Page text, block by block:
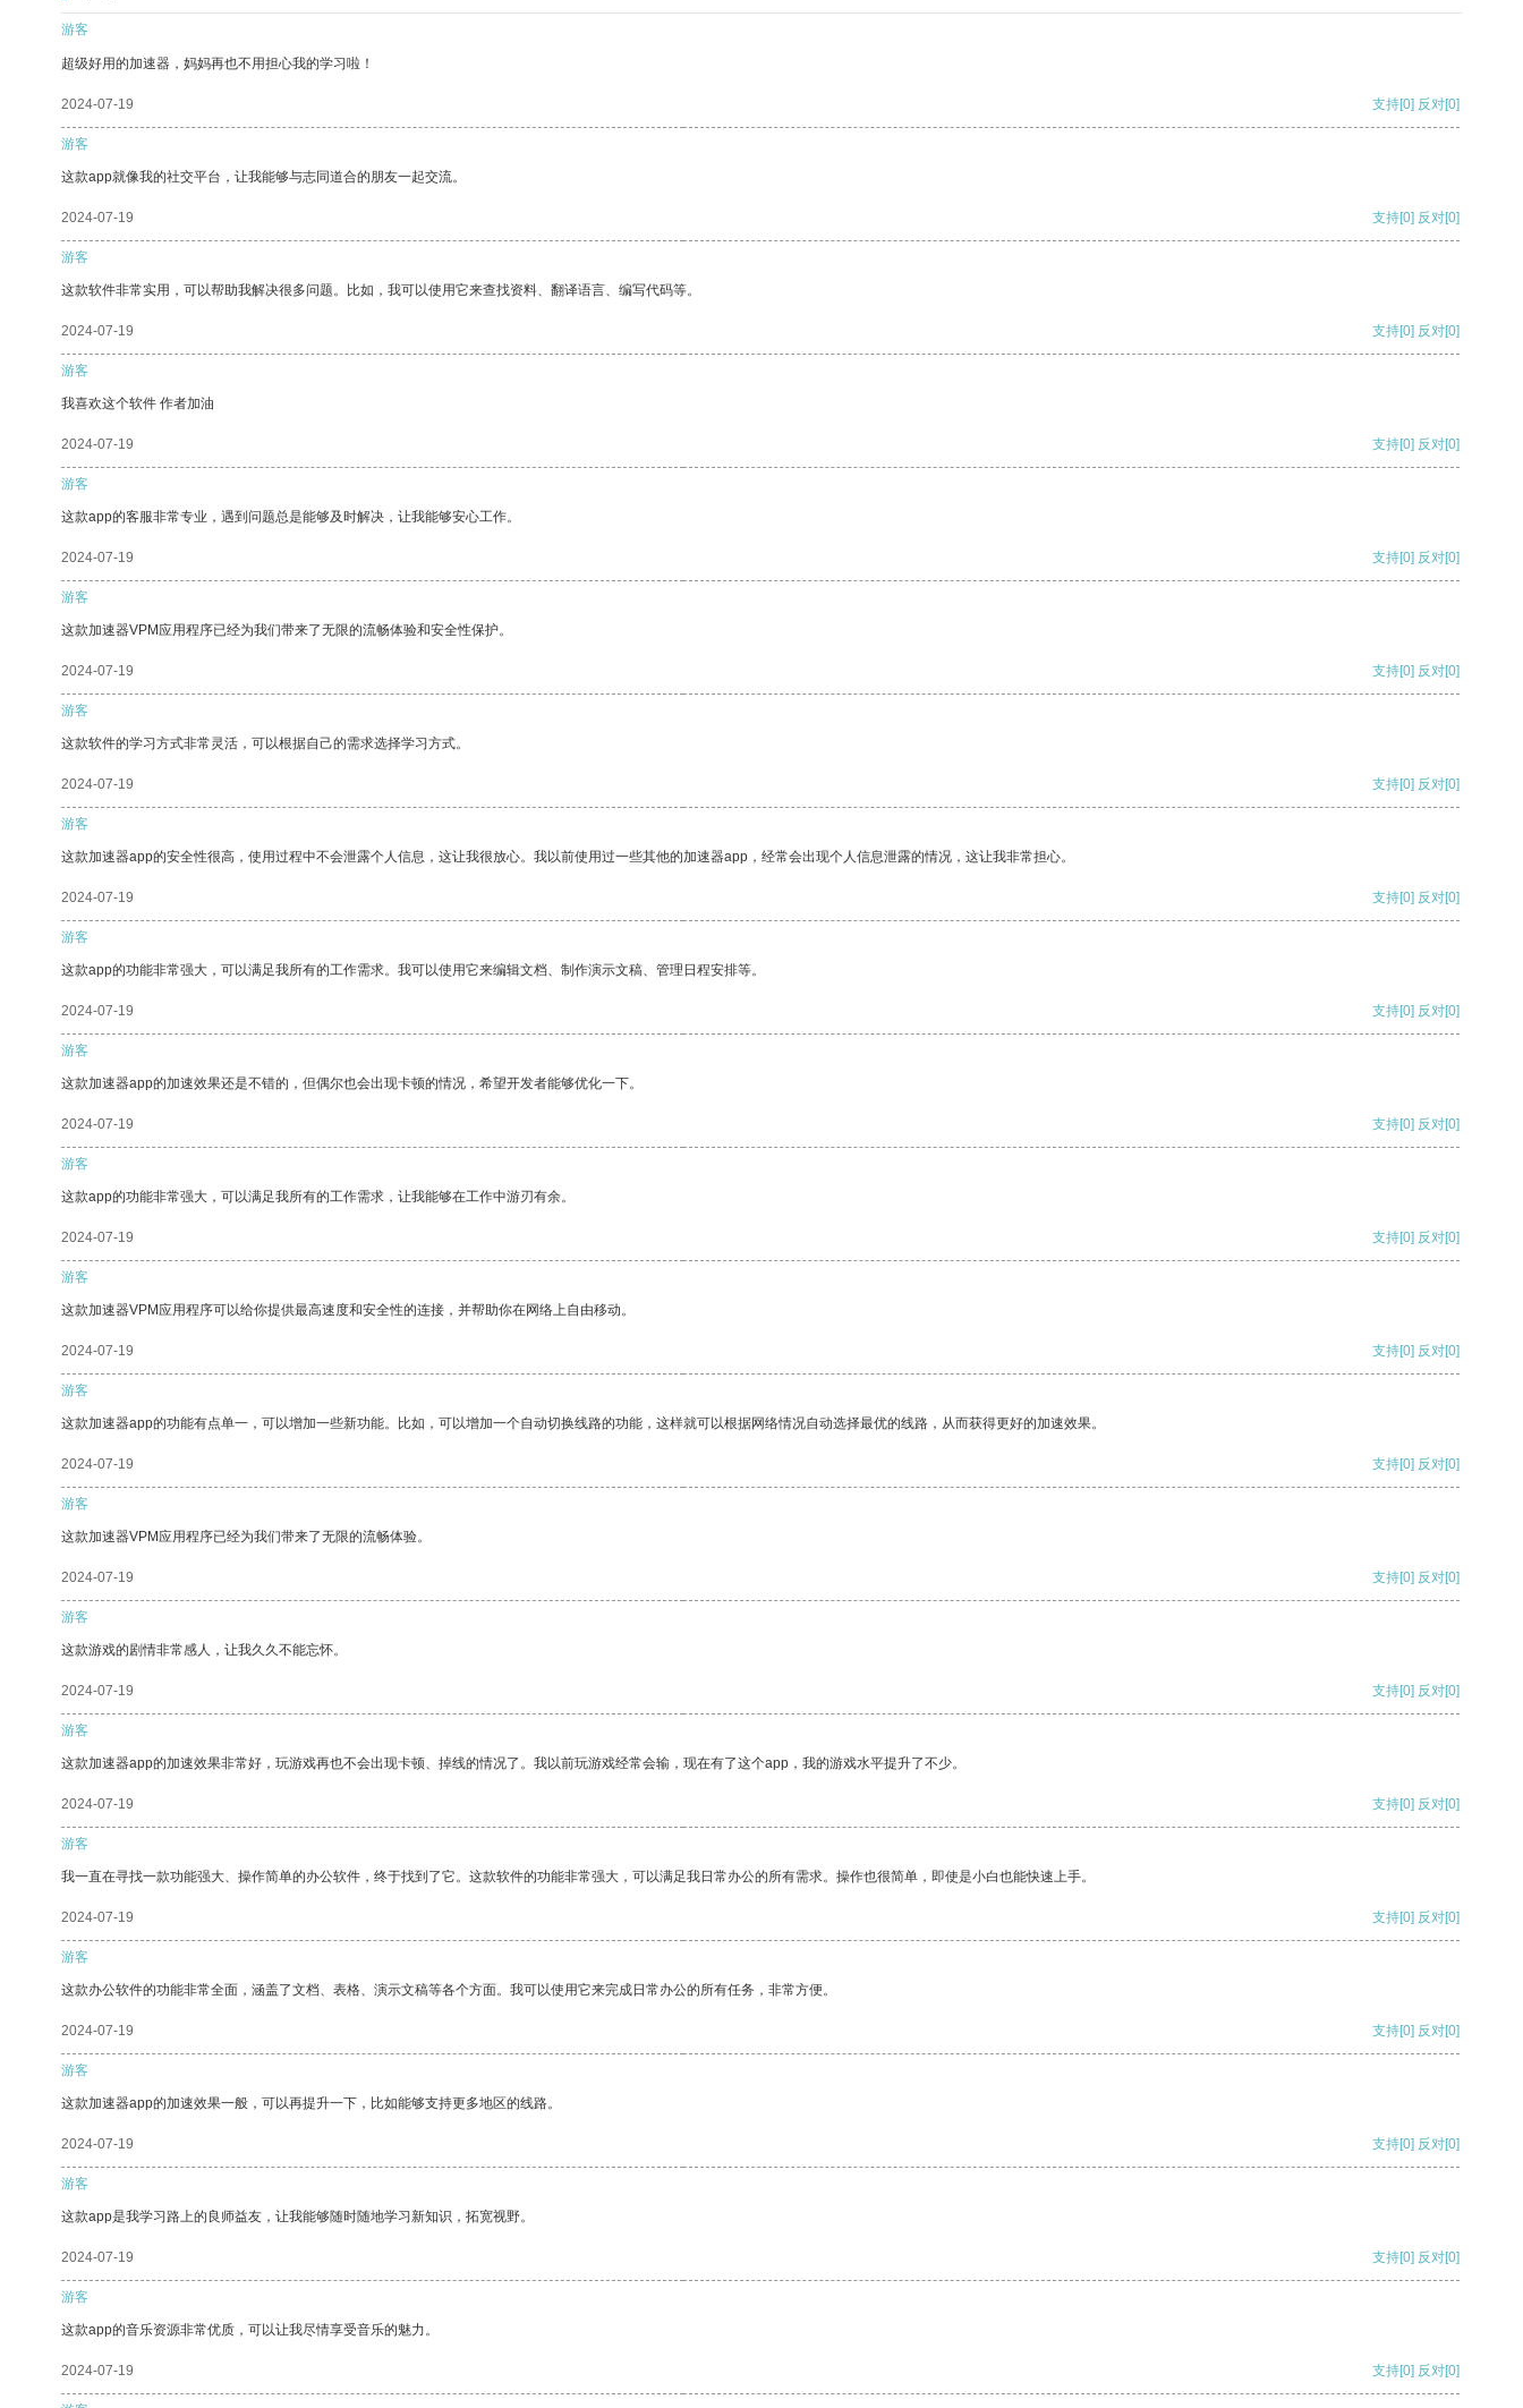
游客
超级好用的加速器，妈妈再也不用担心我的学习啦！
2024-07-19 支持[0] 反对[0]
游客
这款app就像我的社交平台，让我能够与志同道合的朋友一起交流。
2024-07-19 支持[0] 反对[0]
游客
这款软件非常实用，可以帮助我解决很多问题。比如，我可以使用它来查找资料、翻译语言、编写代码等。
2024-07-19 支持[0] 反对[0]
游客
我喜欢这个软件 作者加油
2024-07-19 支持[0] 反对[0]
游客
这款app的客服非常专业，遇到问题总是能够及时解决，让我能够安心工作。
2024-07-19 支持[0] 反对[0]
游客
这款加速器VPM应用程序已经为我们带来了无限的流畅体验和安全性保护。
2024-07-19 支持[0] 反对[0]
游客
这款软件的学习方式非常灵活，可以根据自己的需求选择学习方式。
2024-07-19 支持[0] 反对[0]
游客
这款加速器app的安全性很高，使用过程中不会泄露个人信息，这让我很放心。我以前使用过一些其他的加速器app，经常会出现个人信息泄露的情况，这让我非常担心。
2024-07-19 支持[0] 反对[0]
游客
这款app的功能非常强大，可以满足我所有的工作需求。我可以使用它来编辑文档、制作演示文稿、管理日程安排等。
2024-07-19 支持[0] 反对[0]
游客
这款加速器app的加速效果还是不错的，但偶尔也会出现卡顿的情况，希望开发者能够优化一下。
2024-07-19 支持[0] 反对[0]
游客
这款app的功能非常强大，可以满足我所有的工作需求，让我能够在工作中游刃有余。
2024-07-19 支持[0] 反对[0]
游客
这款加速器VPM应用程序可以给你提供最高速度和安全性的连接，并帮助你在网络上自由移动。
2024-07-19 支持[0] 反对[0]
游客
这款加速器app的功能有点单一，可以增加一些新功能。比如，可以增加一个自动切换线路的功能，这样就可以根据网络情况自动选择最优的线路，从而获得更好的加速效果。
2024-07-19 支持[0] 反对[0]
游客
这款加速器VPM应用程序已经为我们带来了无限的流畅体验。
2024-07-19 支持[0] 反对[0]
游客
这款游戏的剧情非常感人，让我久久不能忘怀。
2024-07-19 支持[0] 反对[0]
游客
这款加速器app的加速效果非常好，玩游戏再也不会出现卡顿、掉线的情况了。我以前玩游戏经常会输，现在有了这个app，我的游戏水平提升了不少。
2024-07-19 支持[0] 反对[0]
游客
我一直在寻找一款功能强大、操作简单的办公软件，终于找到了它。这款软件的功能非常强大，可以满足我日常办公的所有需求。操作也很简单，即使是小白也能快速上手。
2024-07-19 支持[0] 反对[0]
游客
这款办公软件的功能非常全面，涵盖了文档、表格、演示文稿等各个方面。我可以使用它来完成日常办公的所有任务，非常方便。
2024-07-19 支持[0] 反对[0]
游客
这款加速器app的加速效果一般，可以再提升一下，比如能够支持更多地区的线路。
2024-07-19 支持[0] 反对[0]
游客
这款app是我学习路上的良师益友，让我能够随时随地学习新知识，拓宽视野。
2024-07-19 支持[0] 反对[0]
游客
这款app的音乐资源非常优质，可以让我尽情享受音乐的魅力。
2024-07-19 支持[0] 反对[0]